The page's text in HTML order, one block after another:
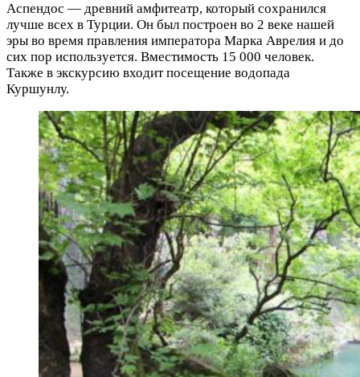
Аспендос — древний амфитеатр, который сохранился
лучше всех в Турции. Он был построен во 2 веке нашей
эры во время правления императора Марка Аврелия и до
сих пор используется. Вместимость 15 000 человек.
Также в экскурсию входит посещение водопада
Куршунлу.